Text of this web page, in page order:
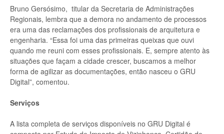
Bruno Gersósimo, titular da Secretaria de Administrações
Regionais, lembra que a demora no andamento de processos
era uma das reclamações dos profissionais de arquitetura e
engenharia. “Essa foi uma das primeiras queixas que ouvi
quando me reuni com esses profissionais. E, sempre atento às
situações que façam a cidade crescer, buscamos a melhor
forma de agilizar as documentações, então nasceu o GRU
Digital”, comentou.
Serviços
A lista completa de serviços disponíveis no GRU Digital é